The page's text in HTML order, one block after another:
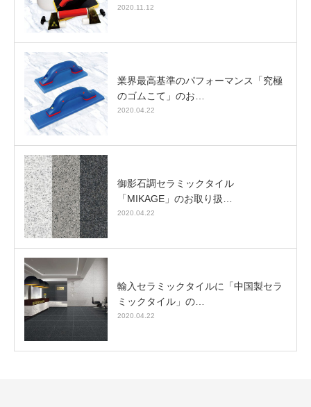
2020.11.12
業界最高基準のパフォーマンス「究極
のゴムこて」のお…
2020.04.22
御影石調セラミックタイル
「MIKAGE」のお取り扱…
2020.04.22
輸入セラミックタイルに「中国製セラ
ミックタイル」の…
2020.04.22